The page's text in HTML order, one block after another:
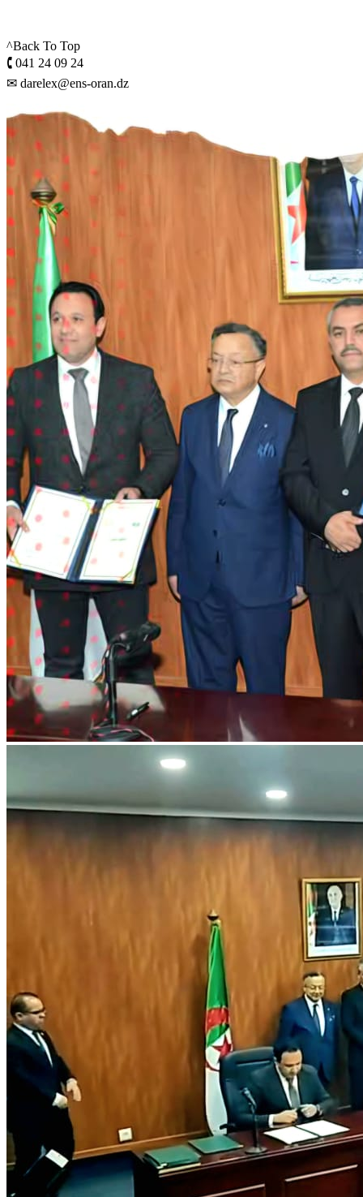
^Back To Top
🕻 041 24 09 24
✉ darelex@ens-oran.dz